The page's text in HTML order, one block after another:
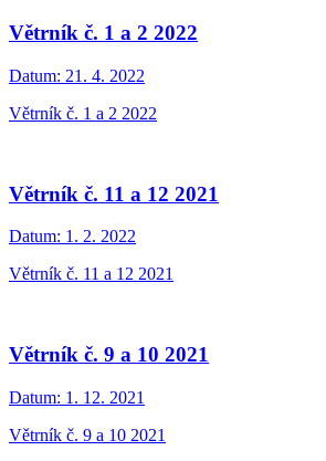
Větrník č. 1 a 2 2022
Datum: 21. 4. 2022
Větrník č. 1 a 2 2022
Větrník č. 11 a 12 2021
Datum: 1. 2. 2022
Větrník č. 11 a 12 2021
Větrník č. 9 a 10 2021
Datum: 1. 12. 2021
Větrník č. 9 a 10 2021